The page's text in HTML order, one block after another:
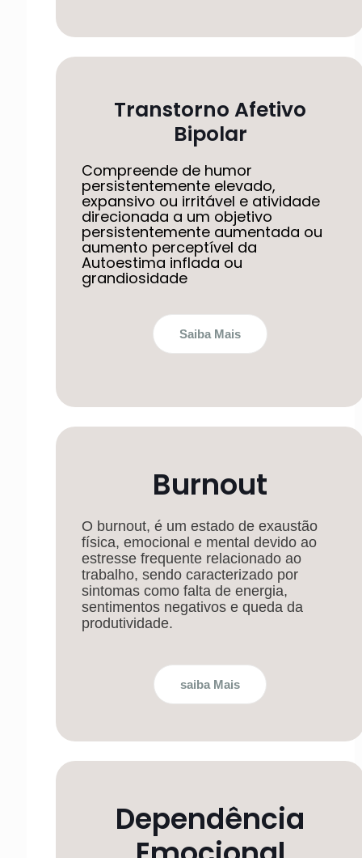
Transtorno Afetivo
Bipolar
Compreende de humor
persistentemente elevado,
expansivo ou irritável e atividade
direcionada a um objetivo
persistentemente aumentada ou
aumento perceptível da
Autoestima inflada ou
grandiosidade
Saiba Mais
Burnout
O burnout, é um estado de exaustão
física, emocional e mental devido ao
estresse frequente relacionado ao
trabalho, sendo caracterizado por
sintomas como falta de energia,
sentimentos negativos e queda da
produtividade.
saiba Mais
Dependência